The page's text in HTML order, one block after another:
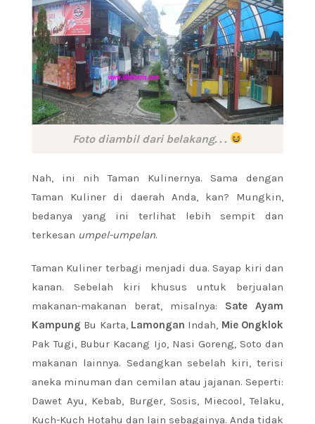
Foto diambil dari belakang. . .
Nah, ini nih Taman Kulinernya. Sama dengan
Taman Kuliner di daerah Anda, kan? Mungkin,
bedanya yang ini terlihat lebih sempit dan
terkesan umpel-umpelan.
Taman Kuliner terbagi menjadi dua. Sayap kiri dan
kanan. Sebelah kiri khusus untuk berjualan
makanan-makanan berat, misalnya: Sate Ayam
Kampung Bu Karta, Lamongan Indah, Mie Ongklok
Pak Tugi, Bubur Kacang Ijo, Nasi Goreng, Soto dan
makanan lainnya. Sedangkan sebelah kiri, terisi
aneka minuman dan cemilan atau jajanan. Seperti:
Dawet Ayu, Kebab, Burger, Sosis, Miecool, Telaku,
Kuch-Kuch Hotahu dan lain sebagainya. Anda tidak